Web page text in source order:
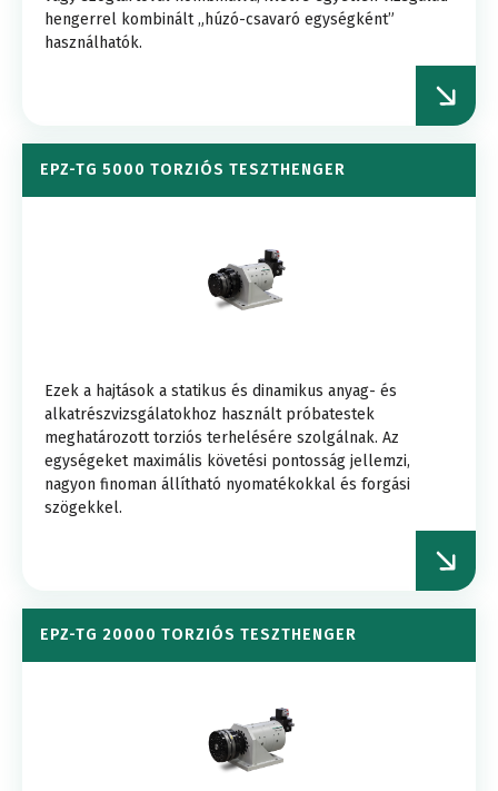
hengerrel kombinált „húzó-csavaró egységként”
használhatók.
EPZ-TG 5000 TORZIÓS TESZTHENGER
Ezek a hajtások a statikus és dinamikus anyag- és
alkatrészvizsgálatokhoz használt próbatestek
meghatározott torziós terhelésére szolgálnak. Az
egységeket maximális követési pontosság jellemzi,
nagyon finoman állítható nyomatékokkal és forgási
szögekkel.
EPZ-TG 20000 TORZIÓS TESZTHENGER